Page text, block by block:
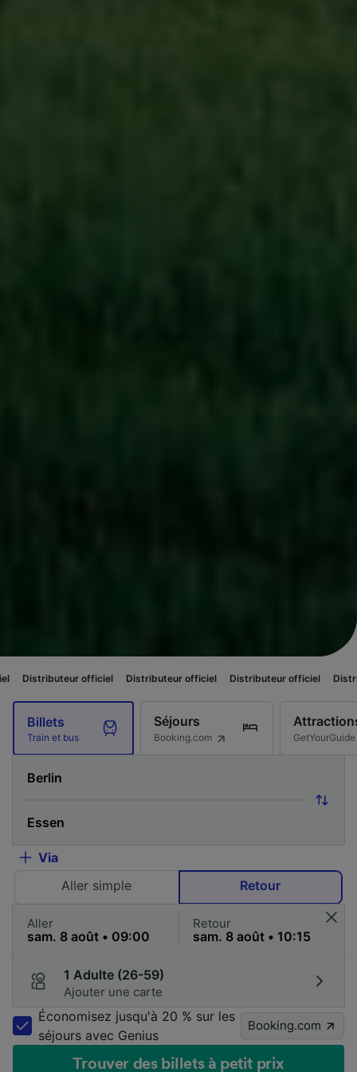
officiel Distributeur officiel Distributeur officiel Distributeur officiel
Billets
Train et bus
Séjours
Booking.com GetYourGuide
Via
Aller simple
Retour
Aller Retour
1 Adulte (26-59)
Ajouter une carte
Économisez jusqu'à 20 % sur les
séjours avec Genius
Booking.com
Trouver des billets à petit prix